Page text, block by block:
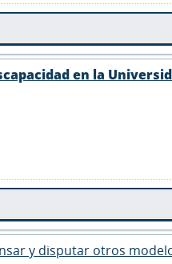
en la
y disputar otros